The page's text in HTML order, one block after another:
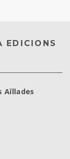
EDICIONS
Aïllades